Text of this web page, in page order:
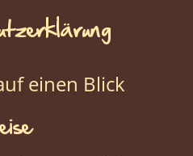
einen Blick